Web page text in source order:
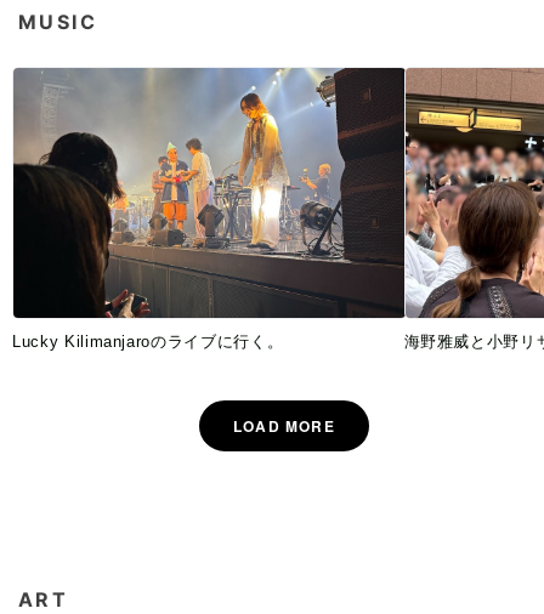
MUSIC
Lucky Kilimanjaroのライブに行く。 海野雅威と小野リ
ART